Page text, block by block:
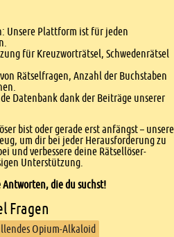
Unsere Plattform ist für jeden
für Kreuzworträtsel, Schwedenrätsel
Rätselfragen, Anzahl der Buchstaben
Datenbank dank der Beiträge unserer
bist oder gerade erst anfängst – unsere
um dir bei jeder Herausforderung zu
und verbessere deine Rätsellöser-
Unterstützung.
die du suchst!
Fragen
Opium-Alkaloid